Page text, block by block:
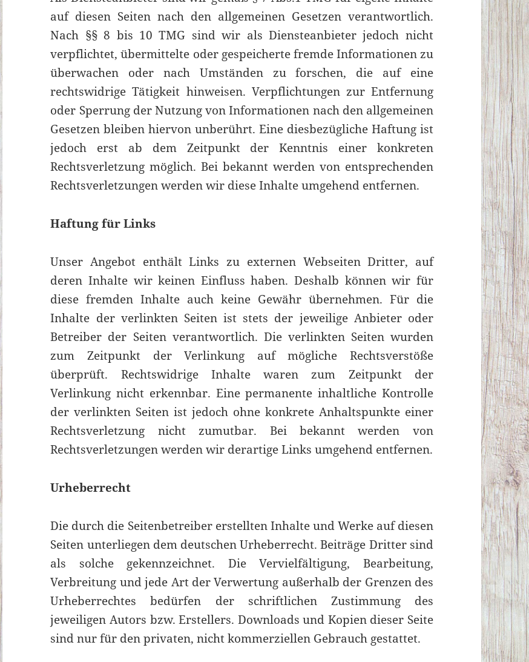
auf diesen Seiten nach den allgemeinen Gesetzen verantwortlich.
Nach §§ 8 bis 10 TMG sind wir als Diensteanbieter jedoch nicht
verpflichtet, übermittelte oder gespeicherte fremde Informationen zu
überwachen oder nach Umständen zu forschen, die auf eine
rechtswidrige Tätigkeit hinweisen. Verpflichtungen zur Entfernung
oder Sperrung der Nutzung von Informationen nach den allgemeinen
Gesetzen bleiben hiervon unberührt. Eine diesbezügliche Haftung ist
jedoch erst ab dem Zeitpunkt der Kenntnis einer konkreten
Rechtsverletzung möglich. Bei bekannt werden von entsprechenden
Rechtsverletzungen werden wir diese Inhalte umgehend entfernen.
Haftung für Links
Unser Angebot enthält Links zu externen Webseiten Dritter, auf
deren Inhalte wir keinen Einfluss haben. Deshalb können wir für
diese fremden Inhalte auch keine Gewähr übernehmen. Für die
Inhalte der verlinkten Seiten ist stets der jeweilige Anbieter oder
Betreiber der Seiten verantwortlich. Die verlinkten Seiten wurden
zum Zeitpunkt der Verlinkung auf mögliche Rechtsverstöße
überprüft. Rechtswidrige Inhalte waren zum Zeitpunkt der
Verlinkung nicht erkennbar. Eine permanente inhaltliche Kontrolle
der verlinkten Seiten ist jedoch ohne konkrete Anhaltspunkte einer
Rechtsverletzung nicht zumutbar. Bei bekannt werden von
Rechtsverletzungen werden wir derartige Links umgehend entfernen.
Urheberrecht
Die durch die Seitenbetreiber erstellten Inhalte und Werke auf diesen
Seiten unterliegen dem deutschen Urheberrecht. Beiträge Dritter sind
als solche gekennzeichnet. Die Vervielfältigung, Bearbeitung,
Verbreitung und jede Art der Verwertung außerhalb der Grenzen des
Urheberrechtes bedürfen der schriftlichen Zustimmung des
jeweiligen Autors bzw. Erstellers. Downloads und Kopien dieser Seite
sind nur für den privaten, nicht kommerziellen Gebrauch gestattet.